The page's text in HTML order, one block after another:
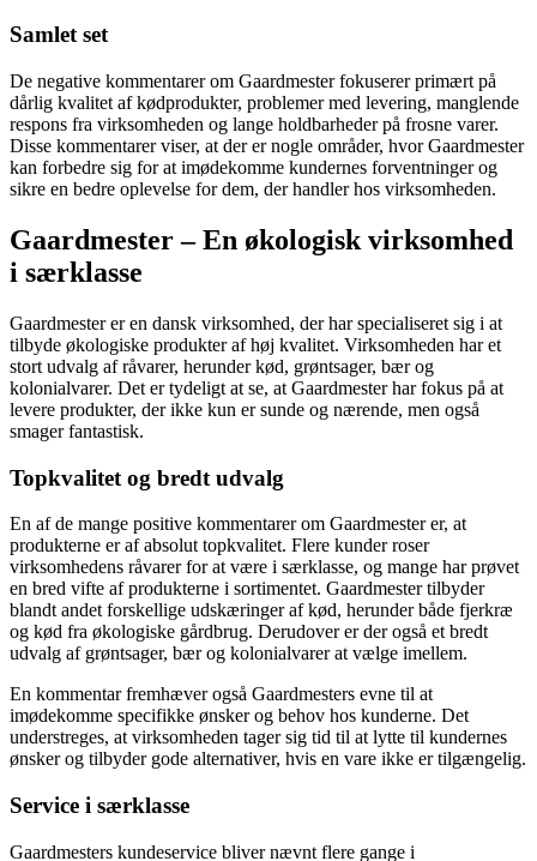
Samlet set
De negative kommentarer om Gaardmester fokuserer primært på
dårlig kvalitet af kødprodukter, problemer med levering, manglende
respons fra virksomheden og lange holdbarheder på frosne varer.
Disse kommentarer viser, at der er nogle områder, hvor Gaardmester
kan forbedre sig for at imødekomme kundernes forventninger og
sikre en bedre oplevelse for dem, der handler hos virksomheden.
Gaardmester – En økologisk virksomhed
i særklasse
Gaardmester er en dansk virksomhed, der har specialiseret sig i at
tilbyde økologiske produkter af høj kvalitet. Virksomheden har et
stort udvalg af råvarer, herunder kød, grøntsager, bær og
kolonialvarer. Det er tydeligt at se, at Gaardmester har fokus på at
levere produkter, der ikke kun er sunde og nærende, men også
smager fantastisk.
Topkvalitet og bredt udvalg
En af de mange positive kommentarer om Gaardmester er, at
produkterne er af absolut topkvalitet. Flere kunder roser
virksomhedens råvarer for at være i særklasse, og mange har prøvet
en bred vifte af produkterne i sortimentet. Gaardmester tilbyder
blandt andet forskellige udskæringer af kød, herunder både fjerkræ
og kød fra økologiske gårdbrug. Derudover er der også et bredt
udvalg af grøntsager, bær og kolonialvarer at vælge imellem.
En kommentar fremhæver også Gaardmesters evne til at
imødekomme specifikke ønsker og behov hos kunderne. Det
understreges, at virksomheden tager sig tid til at lytte til kundernes
ønsker og tilbyder gode alternativer, hvis en vare ikke er tilgængelig.
Service i særklasse
Gaardmesters kundeservice bliver nævnt flere gange i